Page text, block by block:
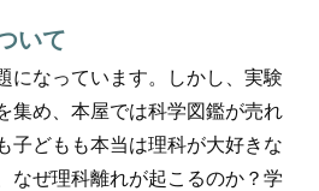
いて
になっています。しかし、実験
集め、本屋では科学図鑑が売れ
子どもも本当は理科が大好きな
なぜ理科離れが起こるのか？学